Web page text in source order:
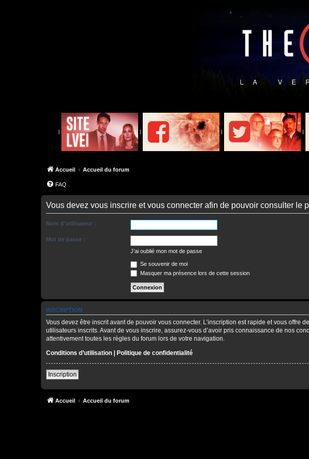
| | | |
Accueil Accueil du forum
FAQ
Vous devez vous inscrire et vous connecter afin de pouvoir consulter le
Nom d’utilisateur :
Mot de passe :
J’ai oublié mon mot de passe
Se souvenir de moi
Masquer ma présence lors de cette session
INSCRIPTION
Vous devez être inscrit avant de pouvoir vous connecter. L’inscription est rapide et vous
utilisateurs inscrits. Avant de vous inscrire, assurez-vous d’avoir pris connaissance de nos
attentivement toutes les règles du forum lors de votre navigation.
Conditions d’utilisation | Politique de confidentialité
Inscription
Accueil Accueil du forum